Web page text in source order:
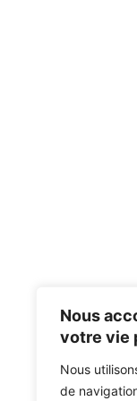
Nous
votre vie
Nous
de